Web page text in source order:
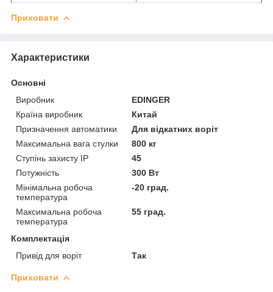
Приховати
Характеристики
Основні
Виробник
EDINGER
Країна виробник
Китай
Призначення автоматики
Для відкатних воріт
Максимальна вага стулки
800 кг
Ступінь захисту IP
45
Потужність
300 Вт
Мінімальна робоча
температура
-20 град.
Максимальна робоча
температура
55 град.
Комплектація
Привід для воріт
Так
Приховати